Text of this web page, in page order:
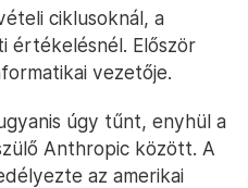
ciklusoknál, a
értékelésnél. Először
vezetője.
úgy tűnt, enyhül a
Anthropic között. A
az amerikai